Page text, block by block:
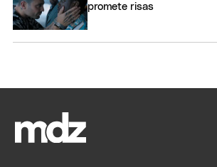
promete risas